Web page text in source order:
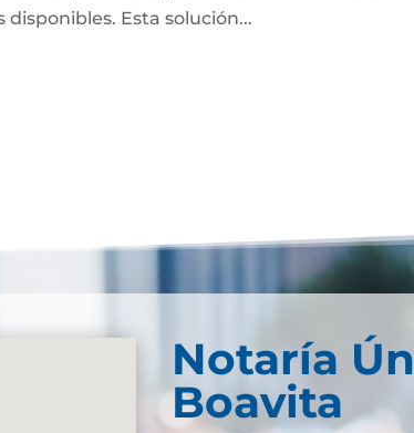
Esta solución...
Notaría
Boavita